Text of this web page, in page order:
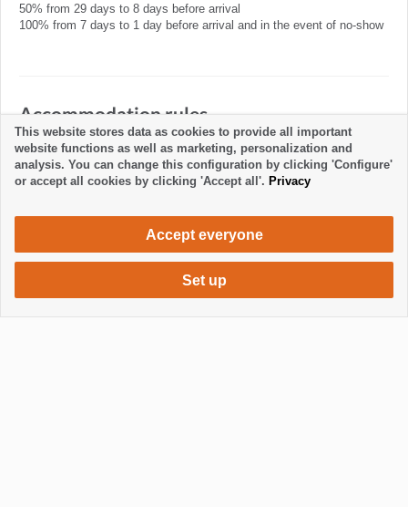
50% from 29 days to 8 days before arrival
100% from 7 days to 1 day before arrival and in the event of no-show
Accommodation rules
640 €/ week
This website stores data as cookies to provide all important
website functions as well as marketing, personalization and
analysis. You can change this configuration by clicking 'Configure'
or accept all cookies by clicking 'Accept all'. Privacy
Accept everyone
Set up